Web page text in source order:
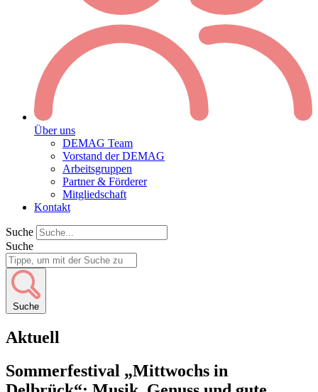
Über uns
DEMAG Team
Vorstand der DEMAG
Arbeitsgruppen
Partner & Förderer
Mitgliedschaft
Kontakt
Suche
Suche
Suche
Aktuell
Sommerfestival „Mittwochs in